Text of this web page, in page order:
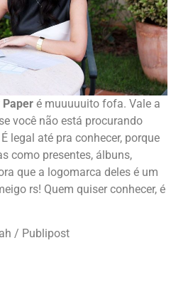
Paper é muuuuuito fofa. Vale a
você não está procurando
legal até pra conhecer, porque
como presentes, álbuns,
que a logomarca deles é um
rs! Quem quiser conhecer, é
/ Publipost